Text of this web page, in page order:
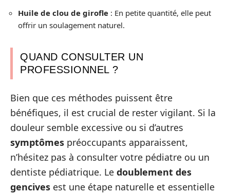
Huile de clou de girofle : En petite quantité, elle peut
offrir un soulagement naturel.
QUAND CONSULTER UN
PROFESSIONNEL ?
Bien que ces méthodes puissent être
bénéfiques, il est crucial de rester vigilant. Si la
douleur semble excessive ou si d’autres
symptômes préoccupants apparaissent,
n’hésitez pas à consulter votre pédiatre ou un
dentiste pédiatrique. Le doublement des
gencives est une étape naturelle et essentielle